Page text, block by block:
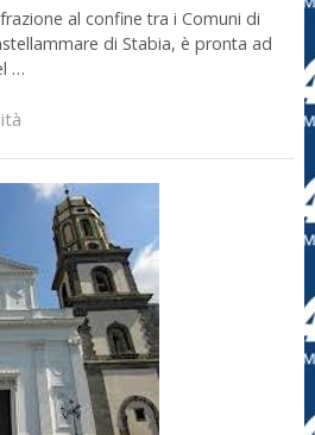
al confine tra i Comuni di
di Stabia, è pronta ad
…